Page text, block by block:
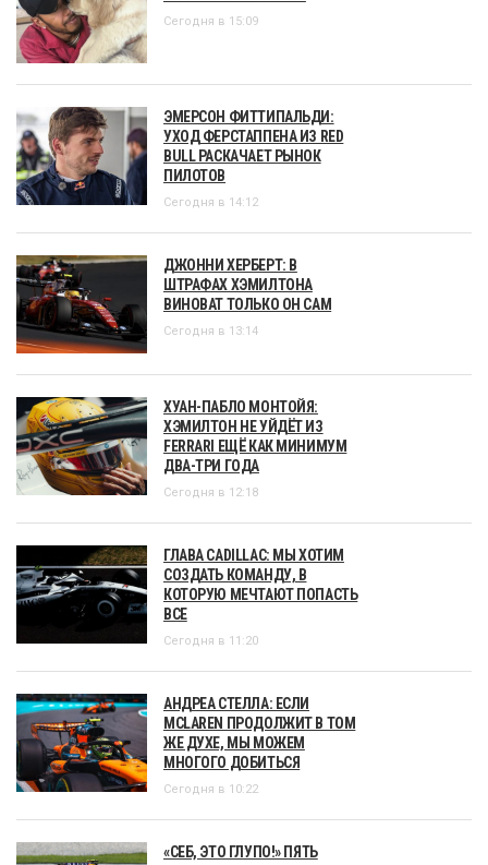
Сегодня в 15:09
ЭМЕРСОН ФИТТИПАЛЬДИ:
УХОД ФЕРСТАППЕНА ИЗ RED
BULL РАСКАЧАЕТ РЫНОК
ПИЛОТОВ
Сегодня в 14:12
ДЖОННИ ХЕРБЕРТ: В
ШТРАФАХ ХЭМИЛТОНА
ВИНОВАТ ТОЛЬКО ОН САМ
Сегодня в 13:14
ХУАН-ПАБЛО МОНТОЙЯ:
ХЭМИЛТОН НЕ УЙДЁТ ИЗ
FERRARI ЕЩЁ КАК МИНИМУМ
ДВА-ТРИ ГОДА
Сегодня в 12:18
ГЛАВА CADILLAC: МЫ ХОТИМ
СОЗДАТЬ КОМАНДУ, В
КОТОРУЮ МЕЧТАЮТ ПОПАСТЬ
ВСЕ
Сегодня в 11:20
АНДРЕА СТЕЛЛА: ЕСЛИ
MCLAREN ПРОДОЛЖИТ В ТОМ
ЖЕ ДУХЕ, МЫ МОЖЕМ
МНОГОГО ДОБИТЬСЯ
Сегодня в 10:22
«СЕБ, ЭТО ГЛУПО!» ПЯТЬ